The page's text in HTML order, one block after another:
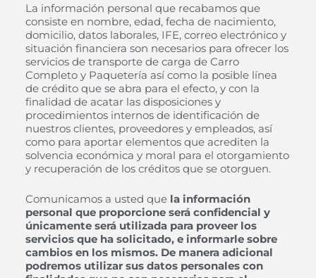
La información personal que recabamos que
consiste en nombre, edad, fecha de nacimiento,
domicilio, datos laborales, IFE, correo electrónico y
situación financiera son necesarios para ofrecer los
servicios de transporte de carga de Carro
Completo y Paquetería así como la posible línea
de crédito que se abra para el efecto, y con la
finalidad de acatar las disposiciones y
procedimientos internos de identificación de
nuestros clientes, proveedores y empleados, así
como para aportar elementos que acrediten la
solvencia económica y moral para el otorgamiento
y recuperación de los créditos que se otorguen.
Comunicamos a usted que la información
personal que proporcione será confidencial y
únicamente será utilizada para proveer los
servicios que ha solicitado, e informarle sobre
cambios en los mismos. De manera adicional
podremos utilizar sus datos personales con